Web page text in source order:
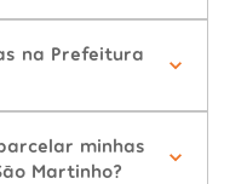
na Prefeitura
minhas
Martinho?